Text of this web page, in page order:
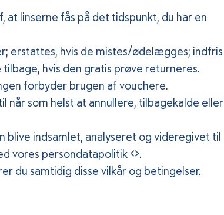
linserne fås på det tidspunkt, du har en
erstattes, hvis de mistes/ødelægges; indfris
hvis den gratis prøve returneres.
forbyder brugen af vouchere.
når som helst at annullere, tilbagekalde eller
indsamlet, analyseret og videregivet til
vores persondatapolitik <>.
du samtidig disse vilkår og betingelser.